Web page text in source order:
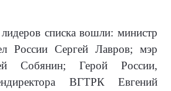
списка вошли: министр
России Сергей Лавров; мэр
Собянин; Герой России,
ВГТРК Евгений